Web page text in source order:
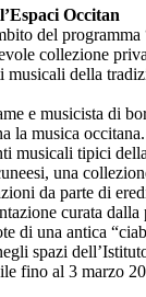
Occitan
del programma
collezione
musicali della
e musicista di
la musica
musicali tipici
una
da parte di
curata
di una antica
spazi
fino al 3 marzo